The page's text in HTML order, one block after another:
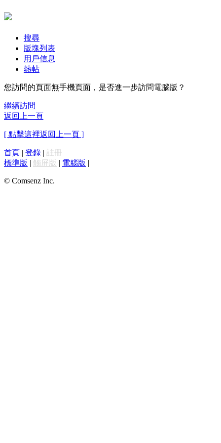
搜尋
版塊列表
用戶信息
熱帖
您訪問的頁面無手機頁面，是否進一步訪問電腦版？
繼續訪問
返回上一頁
[ 點擊這裡返回上一頁 ]
首頁 | 登錄 | 註冊
標準版 | 觸屏版 | 電腦版 |
© Comsenz Inc.